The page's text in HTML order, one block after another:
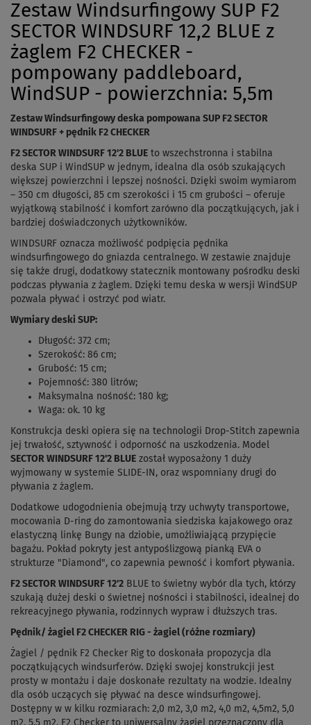
Zestaw Windsurfingowy SUP F2
SECTOR WINDSURF 12,2 BLUE z
żaglem F2 CHECKER -
pompowany paddleboard,
WindSUP - powierzchnia: 5,5m
Zestaw Windsurfingowy deska pompowana SUP F2 SECTOR
WINDSURF + pędnik F2 CHECKER
F2 SECTOR WINDSURF 12'2 BLUE to wszechstronna i stabilna
deska SUP i WindSUP w jednym, idealna dla osób szukających
większej powierzchni i lepszej nośności. Dzięki swoim wymiarom
– 350 cm długości, 85 cm szerokości i 15 cm grubości – oferuje
wyjątkową stabilność i komfort zarówno dla początkujących, jak i
bardziej doświadczonych użytkowników.
WINDSURF oznacza możliwość podpięcia pędnika
windsurfingowego do gniazda centralnego. W zestawie znajduje
się także drugi, dodatkowy statecznik montowany pośrodku deski
podczas pływania z żaglem. Dzięki temu deska w wersji WindSUP
pozwala pływać i ostrzyć pod wiatr.
Wymiary deski SUP:
Długość: 372 cm;
Szerokość: 86 cm;
Grubość: 15 cm;
Pojemność: 380 litrów;
Maksymalna nośność: 180 kg;
Waga: ok. 10 kg
Konstrukcja deski opiera się na technologii Drop-Stitch zapewnia
jej trwałość, sztywność i odporność na uszkodzenia. Model
SECTOR WINDSURF 12'2 BLUE został wyposażony 1 duży
wyjmowany w systemie SLIDE-IN, oraz wspomniany drugi do
pływania z żaglem.
Dodatkowe udogodnienia obejmują trzy uchwyty transportowe,
mocowania D-ring do zamontowania siedziska kajakowego oraz
elastyczną linkę Bungy na dziobie, umożliwiającą przypięcie
bagażu. Pokład pokryty jest antypoślizgową pianką EVA o
strukturze "Diamond", co zapewnia pewność i komfort pływania.
F2 SECTOR WINDSURF 12'2 BLUE to świetny wybór dla tych, którzy
szukają dużej deski o świetnej nośności i stabilności, idealnej do
rekreacyjnego pływania, rodzinnych wypraw i dłuższych tras.
Pędnik/ żagiel F2 CHECKER RIG - żagiel (różne rozmiary)
Żagiel / pędnik F2 Checker Rig to doskonała propozycja dla
początkujących windsurferów. Dzięki swojej konstrukcji jest
prosty w montażu i daje doskonałe rezultaty na wodzie. Idealny
dla osób uczących się pływać na desce windsurfingowej.
Dostępny w w kilku rozmiarach: 2,0 m2, 3,0 m2, 4,0 m2, 4,5m2, 5,0
m2, 5,5 m2. F2 Checker to uniwersalny żagiel przeznaczony dla